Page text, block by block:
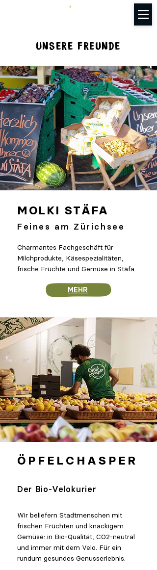
UNSERE FREUNDE
MOLKI STÄFA
Feines am Zürichsee
Charmantes Fachgeschäft für
Milchprodukte, Käsespezialitäten,
frische Früchte und Gemüse in Stäfa.
MEHR
ÖPFELCHA SPER
Der Bio-Velokurier
Wir beliefern Stadtmenschen mit
frischen Früchten und knackigem
Gemüse: in Bio-Qualität, CO2-neutral
und immer mit dem Velo. Für ein
rundum gesundes Genusserlebnis.